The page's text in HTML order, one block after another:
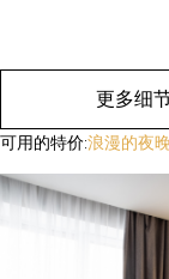
更多细
可用的特价:浪漫的夜